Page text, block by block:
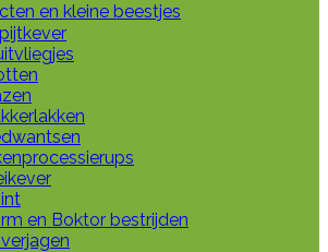
en kleine beestjes
en Boktor bestrijden